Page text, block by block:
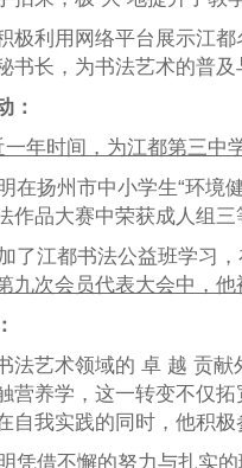
极利用网络平台展示江
书长，为书法艺术的普及
：
一年时间，为江都第三中
在扬州市中小学生“环境
作品大赛中荣获成人组
了江都书法公益班学习
九次会员代表大会中，
法艺术领域的 卓 越 贡
营养学，这一转变不仅
自我实践的同时，他积
凭借不懈的努力与扎实